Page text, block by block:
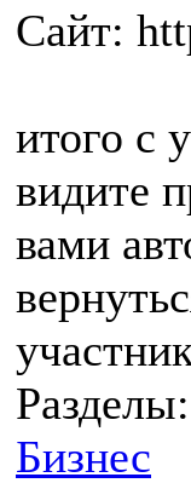
Сайт:
итого с
видите
вами
Разделы:
Бизнес